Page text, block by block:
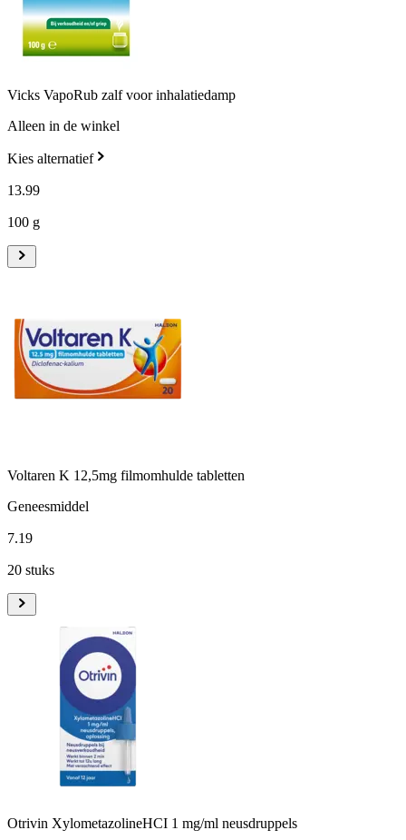
Vicks VapoRub zalf voor inhalatiedamp
Alleen in de winkel
Kies alternatief
13.99
100 g
Voltaren K 12,5mg filmomhulde tabletten
Geneesmiddel
7.19
20 stuks
Otrivin XylometazolineHCI 1 mg/ml neusdruppels